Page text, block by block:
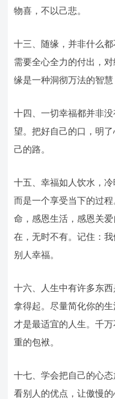
物喜，不以己悲。
十三、随缘，并非什么
需要全心全力的付出，
缘是一种洞彻万法的智
十四、一切幸福都并非
望。把好自己的口，明
己的路。
十五、幸福如人饮水，
而是一个享受当下的过
命，感恩生活，感恩关
在，无时不有。记住：
别人幸福。
十六、人生中有许多东
拿得起。尽量简化你的
才是最适宜的人生。千
重的包袱。
十七、学会把自己的心
看别人的优点，让傲慢